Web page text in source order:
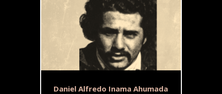
Daniel Alfredo Inama Ahumada